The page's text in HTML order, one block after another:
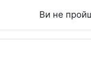
Ви не